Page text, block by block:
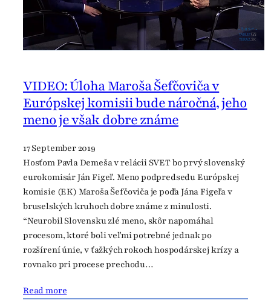
VIDEO: Úloha Maroša Šefčoviča v
Európskej komisii bude náročná, jeho
meno je však dobre známe
17 September 2019
Hosťom Pavla Demeša v relácii SVET bo prvý slovenský
eurokomisár Ján Figeľ. Meno podpredsedu Európskej
komisie (EK) Maroša Šefčoviča je podľa Jána Figeľa v
bruselských kruhoch dobre známe z minulosti.
“Neurobil Slovensku zlé meno, skôr napomáhal
procesom, ktoré boli veľmi potrebné jednak po
rozšírení únie, v ťažkých rokoch hospodárskej krízy a
rovnako pri procese prechodu…
Read more